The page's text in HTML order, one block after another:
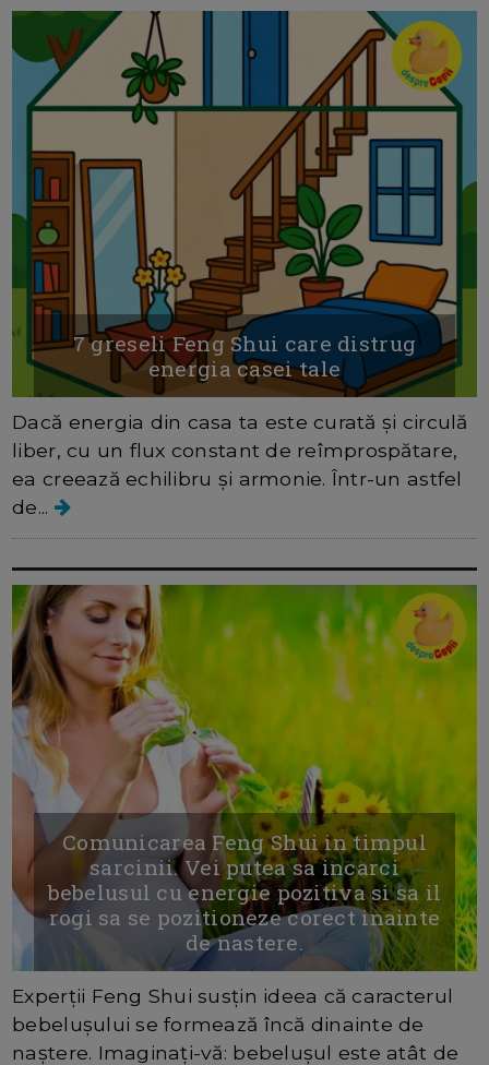
7 greseli Feng Shui care distrug
energia casei tale
Dacă energia din casa ta este curată și circulă
liber, cu un flux constant de reîmprospătare,
ea creează echilibru și armonie. Într-un astfel
de...
Comunicarea Feng Shui in timpul
sarcinii. Vei putea sa incarci
bebelusul cu energie pozitiva si sa il
rogi sa se pozitioneze corect inainte
de nastere.
Experții Feng Shui susțin ideea că caracterul
bebelușului se formează încă dinainte de
naștere. Imaginați-vă: bebelușul este atât de